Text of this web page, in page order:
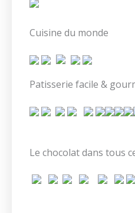
Cuisine du monde
Patisserie facile &
Le chocolat dans tous